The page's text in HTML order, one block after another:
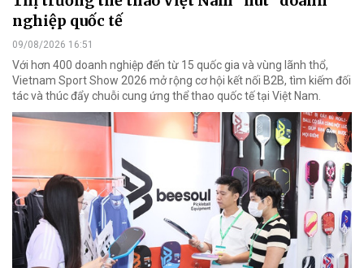
nghiệp quốc tế
09/08/2026 16:51
Với hơn 400 doanh nghiệp đến từ 15 quốc gia và vùng lãnh thổ,
Vietnam Sport Show 2026 mở rộng cơ hội kết nối B2B, tìm kiếm đối
tác và thúc đẩy chuỗi cung ứng thể thao quốc tế tại Việt Nam.